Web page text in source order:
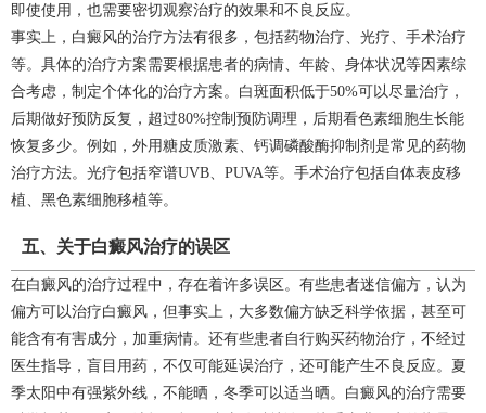
即使使用，也需要密切观察治疗的效果和不良反应。
事实上，白癜风的治疗方法有很多，包括药物治疗、光疗、手术治疗
等。具体的治疗方案需要根据患者的病情、年龄、身体状况等因素综
合考虑，制定个体化的治疗方案。白斑面积低于50%可以尽量治疗，
后期做好预防反复，超过80%控制预防调理，后期看色素细胞生长能
恢复多少。例如，外用糖皮质激素、钙调磷酸酶抑制剂是常见的药物
治疗方法。光疗包括窄谱UVB、PUVA等。手术治疗包括自体表皮移
植、黑色素细胞移植等。
五、关于白癜风治疗的误区
在白癜风的治疗过程中，存在着许多误区。有些患者迷信偏方，认为
偏方可以治疗白癜风，但事实上，大多数偏方缺乏科学依据，甚至可
能含有有害成分，加重病情。还有些患者自行购买药物治疗，不经过
医生指导，盲目用药，不仅可能延误治疗，还可能产生不良反应。夏
季太阳中有强紫外线，不能晒，冬季可以适当晒。白癜风的治疗需要